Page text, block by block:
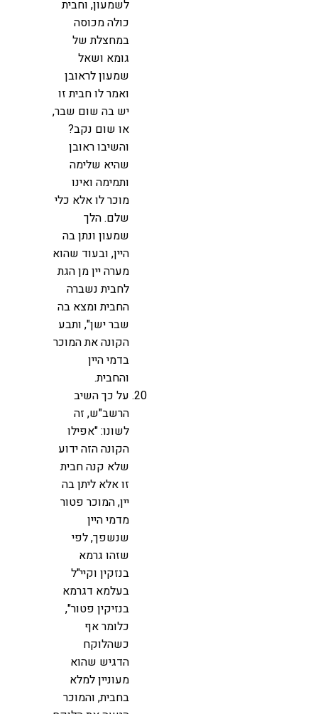
לשמעון, וחבית
כולה מכוסה
במחצלת של
גומא ושאל
שמעון לראובן
ואמר לו חבית זו
יש בה שום שבר,
או שום נקב?
והשיבו ראובן
שהיא שלימה
ותמימה ואינו
מוכר לו אלא כלי
שלם. הלך
שמעון ונתן בה
היין, ובעוד שהוא
מערה יין מן הגת
לחבית נשברה
החבית ומצא בה
שבר ישן", ותבע
הקונה את המוכר
בדמי היין
והחבית.
על כך השיב
הרשב"ש, זה
לשונו: "אפילו
הקונה הזה ידוע
שלא קנה חבית
זו אלא ליתן בה
יין, המוכר פטור
מדמי היין
שנשפך, לפי
שזהו גרמא
בנזקין וקיי"ל
בעלמא דגרמא
בנזיקין פטור",
כלומר אף
כשהלוקח
הדגיש שהוא
מעוניין למלא
בחבית, והמוכר